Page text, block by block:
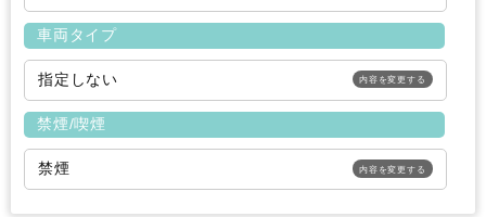
車両タイプ
指定しない 内容を変更する
禁煙/喫煙
禁煙 内容を変更する